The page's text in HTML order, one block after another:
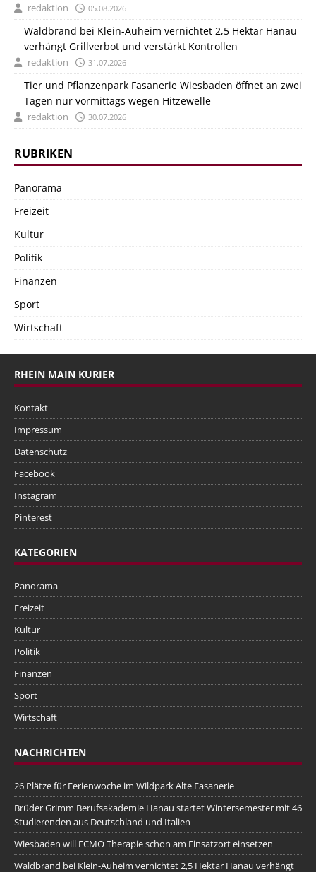
redaktion 05.08.2026
Waldbrand bei Klein-Auheim vernichtet 2,5 Hektar Hanau
verhängt Grillverbot und verstärkt Kontrollen
redaktion 31.07.2026
Tier und Pflanzenpark Fasanerie Wiesbaden öffnet an zwei
Tagen nur vormittags wegen Hitzewelle
redaktion 30.07.2026
RUBRIKEN
Panorama
Freizeit
Kultur
Politik
Finanzen
Sport
Wirtschaft
RHEIN MAIN KURIER
Kontakt
Impressum
Datenschutz
Facebook
Instagram
Pinterest
KATEGORIEN
Panorama
Freizeit
Kultur
Politik
Finanzen
Sport
Wirtschaft
NACHRICHTEN
26 Plätze für Ferienwoche im Wildpark Alte Fasanerie
Brüder Grimm Berufsakademie Hanau startet Wintersemester mit 46
Studierenden aus Deutschland und Italien
Wiesbaden will ECMO Therapie schon am Einsatzort einsetzen
Waldbrand bei Klein-Auheim vernichtet 2,5 Hektar Hanau verhängt